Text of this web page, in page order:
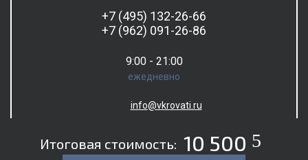
Итоговая стоимость: 10 500 5
+7 (495) 132-26-66
+7 (962) 091-26-86
9:00 - 21:00
ежедневно
info@vkrovati.ru